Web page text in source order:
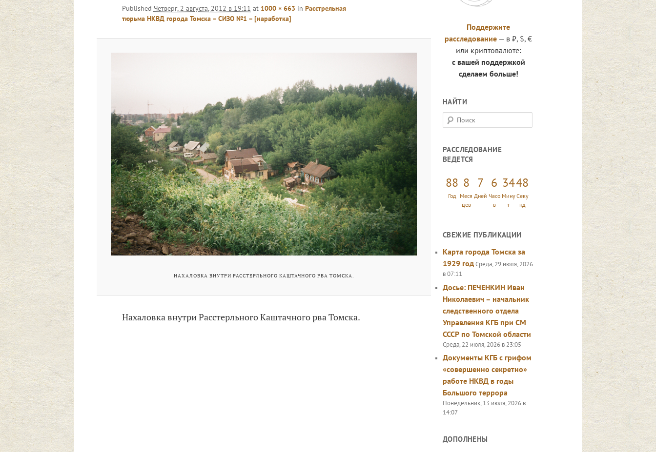
Published Четверг, 2 августа, 2012 в 19:11 at 1000 × 663 in Расстрельная
тюрьма НКВД города Томска – СИЗО №1 – [наработка]
НАХАЛОВКА ВНУТРИ РАССТЕРЛЬНОГО КАШТАЧНОГО РВА ТОМСКА.
Нахаловка внутри Расстерльного Каштачного рва Томска.
Поддержите
расследование — в ₽, $, €
или криптовалюте:
с вашей поддержкой
сделаем больше!
НАЙТИ
П
о
с
к
РАССЛЕДОВАНИЕ
ВЕДЕТСЯ
88
Год
8
Меся
цев
7
Дней
6
Часо
в
34
Мину
т
49
Секу
нд
СВЕЖИЕ ПУБЛИКАЦИИ
Карта города Томска за
1929 годСреда, 29 июля, 2026
в 07:11
Досье: ПЕЧЕНКИН Иван
Николаевич – начальник
следственного отдела
Управления КГБ при СМ
СССР по Томской области
Среда, 22 июля, 2026 в 23:05
Документы КГБ с грифом
«совершенно секретно»
работе НКВД в годы
Большого террора
Понедельник, 13 июля, 2026 в
14:07
ДОПОЛНЕНЫ